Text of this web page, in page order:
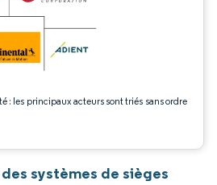
: les principaux acteurs sont triés sans ordre
systèmes de sièges